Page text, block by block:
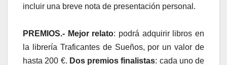
incluir una breve nota de presentación personal.
PREMIOS.- Mejor relato: podrá adquirir libros en
la librería Traficantes de Sueños, por un valor de
hasta 200 €. Dos premios finalistas: cada uno de